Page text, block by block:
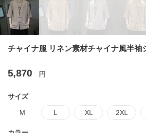
チャイナ服 リネン素材チャイナ風半袖
5,870 円
サイズ
M L XL 2XL